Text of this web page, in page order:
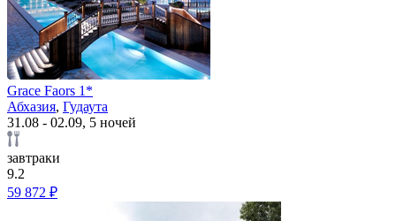
Grace Faors 1*
Абхазия, Гудаута
31.08 - 02.09, 5 ночей
завтраки
9.2
59 872 ₽